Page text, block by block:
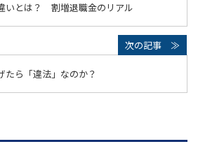
いとは？ 割増退職金のリアル
たら「違法」なのか？